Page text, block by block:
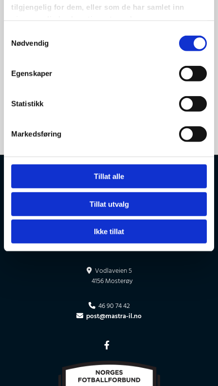
tilgjengelig for dem, eller som de har samlet inn
Nødvendig
Egenskaper
Statistikk
Markedsføring
Tillat alle
Tillat utvalg
Ikke tillat
Du kan enkelt kjøpe produktene med Vipps.
For å avtale kjøp, ta kontakt med daglig leder på post@mastra-
il.no, eller kom innom klubbhuset (vanligvis folk til stede fra
09:00–17:00).
Vodlaveien 5
4156 Mosterøy
46 90 74 42
 post@mastra-il.no